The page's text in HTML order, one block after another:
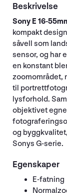
Beskrivelse
Sony E 16-
kompakt
såvell som
sensor, og har
en konstant
zoomområdet,
til
lysforhold.
objektivet
og
Sonys G-serie.
Egenskaper
E-fatning